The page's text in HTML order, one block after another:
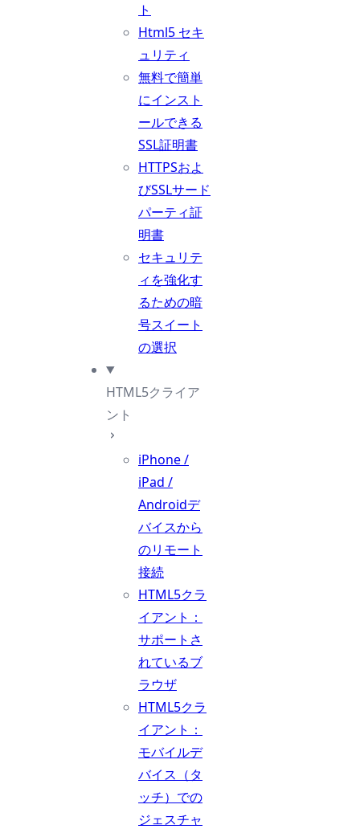
ト
Html5 セキ
ュリティ
無料で簡単
にインスト
ールできる
SSL証明書
HTTPSおよ
びSSLサード
パーティ証
明書
セキュリテ
ィを強化す
るための暗
号スイート
の選択
HTML5クライア
ント
iPhone /
iPad /
Androidデ
バイスから
のリモート
接続
HTML5クラ
イアント：
サポートさ
れているブ
ラウザ
HTML5クラ
イアント：
モバイルデ
バイス（タ
ッチ）での
ジェスチャ